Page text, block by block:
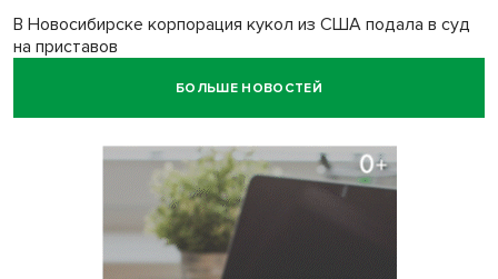
В Новосибирске корпорация кукол из США подала в суд
на приставов
В Новосибирске минздрав объявил бесплатную
В Новосибирске врачи прооперировали 25 тысяч
пациентов с катарактой
БОЛЬШЕ НОВОСТЕЙ